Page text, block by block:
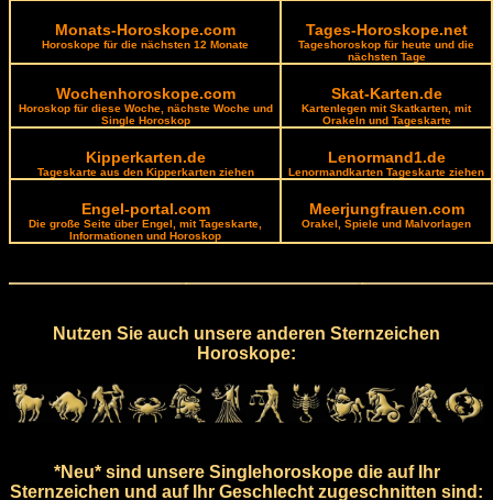
Monats-Horoskope.com
Horoskope für die nächsten 12 Monate
Tages-Horoskope.net
Tageshoroskop für heute und die
nächsten Tage
Wochenhoroskope.com
Horoskop für diese Woche, nächste Woche und
Single Horoskop
Skat-Karten.de
Kartenlegen mit Skatkarten, mit
Orakeln und Tageskarte
Kipperkarten.de
Tageskarte aus den Kipperkarten ziehen
Lenormand1.de
Lenormandkarten Tageskarte ziehen
Engel-portal.com
Die große Seite über Engel, mit Tageskarte,
Informationen und Horoskop
Meerjungfrauen.com
Orakel, Spiele und Malvorlagen
Nutzen Sie auch unsere anderen Sternzeichen
Horoskope:
*Neu* sind unsere Singlehoroskope die auf Ihr
Sternzeichen und auf Ihr Geschlecht zugeschnitten sind: